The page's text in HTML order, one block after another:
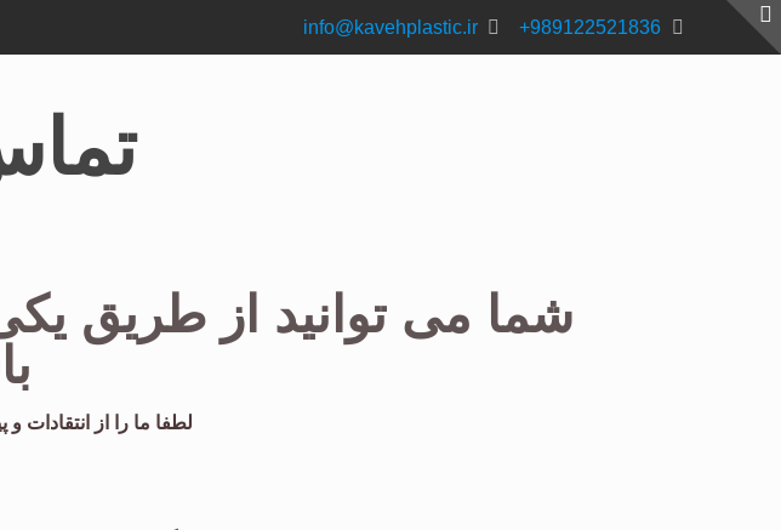
989122521836+
info@kavehplastic.ir
شما می توانید از طریق
لطفا ما را از انتقادات